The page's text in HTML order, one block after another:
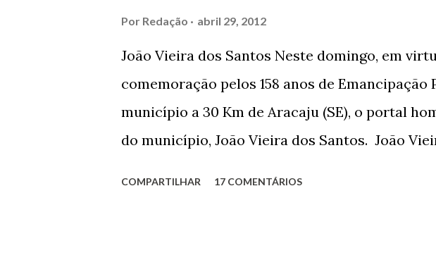
Por Redação abril 29, 2012
João Vieira dos Santos Neste domingo, em
comemoração pelos 158 anos de
município a 30 Km de Aracaju (SE), o portal
do município, João Vieira dos Santos. João
COMPARTILHAR 17 COMENTÁRIOS